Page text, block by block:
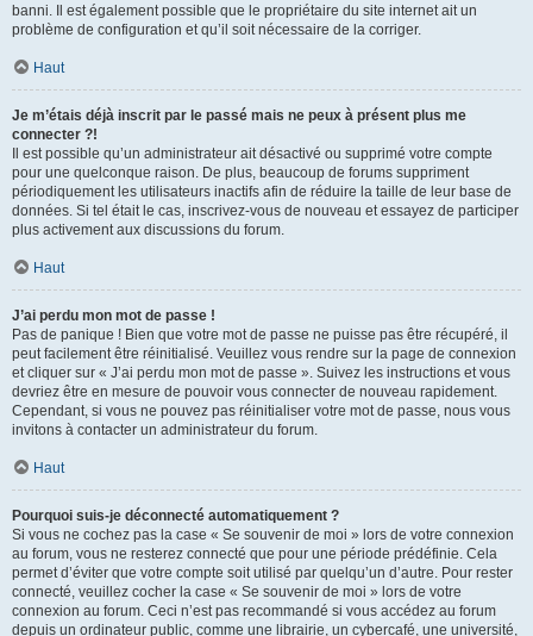
banni. Il est également possible que le propriétaire du site internet ait un
problème de configuration et qu’il soit nécessaire de la corriger.
Haut
Je m’étais déjà inscrit par le passé mais ne peux à présent plus me
connecter ?!
Il est possible qu’un administrateur ait désactivé ou supprimé votre compte
pour une quelconque raison. De plus, beaucoup de forums suppriment
périodiquement les utilisateurs inactifs afin de réduire la taille de leur base de
données. Si tel était le cas, inscrivez-vous de nouveau et essayez de participer
plus activement aux discussions du forum.
Haut
J’ai perdu mon mot de passe !
Pas de panique ! Bien que votre mot de passe ne puisse pas être récupéré, il
peut facilement être réinitialisé. Veuillez vous rendre sur la page de connexion
et cliquer sur « J’ai perdu mon mot de passe ». Suivez les instructions et vous
devriez être en mesure de pouvoir vous connecter de nouveau rapidement.
Cependant, si vous ne pouvez pas réinitialiser votre mot de passe, nous vous
invitons à contacter un administrateur du forum.
Haut
Pourquoi suis-je déconnecté automatiquement ?
Si vous ne cochez pas la case « Se souvenir de moi » lors de votre connexion
au forum, vous ne resterez connecté que pour une période prédéfinie. Cela
permet d’éviter que votre compte soit utilisé par quelqu’un d’autre. Pour rester
connecté, veuillez cocher la case « Se souvenir de moi » lors de votre
connexion au forum. Ceci n’est pas recommandé si vous accédez au forum
depuis un ordinateur public, comme une librairie, un cybercafé, une université,